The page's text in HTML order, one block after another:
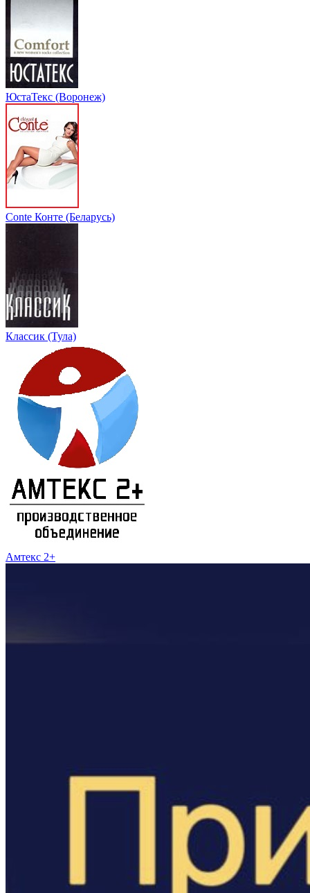
ЮстаТекс (Воронеж)
Conte Конте (Беларусь)
Классик (Тула)
Амтекс 2+